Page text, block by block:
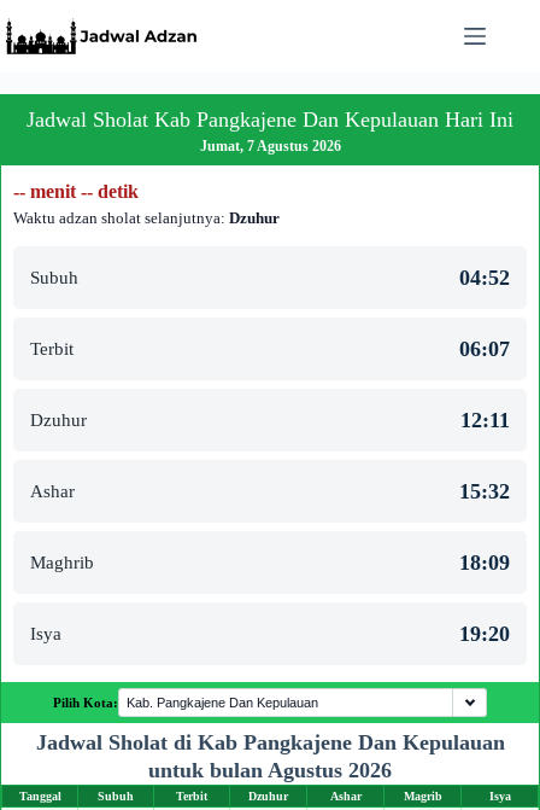
to
content
Jadwal Sholat Kab Pangkajene Dan Kepulauan Hari Ini
Jumat, 7 Agustus 2026
-- menit -- detik
Waktu adzan sholat selanjutnya: Dzuhur
Subuh 04:52
Terbit 06:07
Dzuhur 12:11
Ashar 15:32
Maghrib 18:09
Isya 19:20
Pilih Kota:
Jadwal Sholat di Kab Pangkajene Dan Kepulauan
untuk bulan Agustus 2026
Tanggal Subuh Terbit Dzuhur Ashar Magrib
Isya